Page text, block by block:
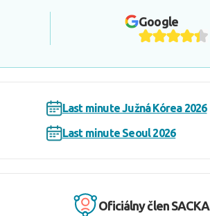
Google
Last minute Južná Kórea 2026
Last minute Seoul 2026
Oficiálny člen SACKA